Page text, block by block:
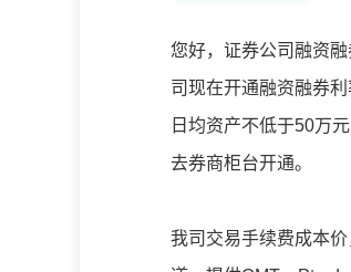
您好，证券公司融资
司现在开通融资融券
日均资产不低于50万
去券商柜台开通。
我司交易手续费成本